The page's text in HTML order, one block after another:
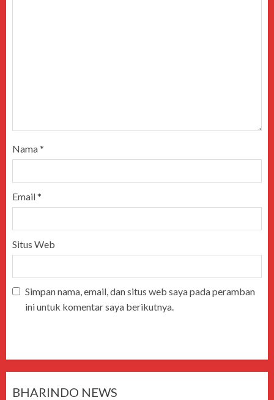
Nama*
Email*
Situs Web
Simpan nama, email, dan situs web saya pada peramban
ini untuk komentar saya berikutnya.
BHARINDO NEWS